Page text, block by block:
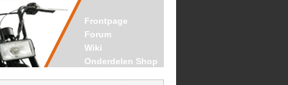
Frontpage
Forum
Wiki
Onderdelen Shop